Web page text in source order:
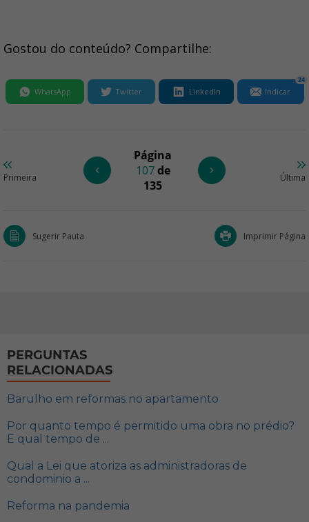
Gostou do conteúdo? Compartilhe:
WhatsApp Twitter LinkedIn Indicar
24
Primeira
Página
107de
135
Última
Sugerir Pauta Imprimir Página
PERGUNTAS
RELACIONADAS
Barulho em reformas no apartamento
Por quanto tempo é permitido uma obra no prédio?
E qual tempo de ...
Qual a Lei que atoriza as administradoras de
condominio a ...
Reforma na pandemia